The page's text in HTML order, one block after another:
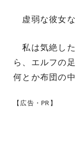
虚弱な彼女な
私は気絶した
ら、エルフの
何とか布団の
【広告・PR】